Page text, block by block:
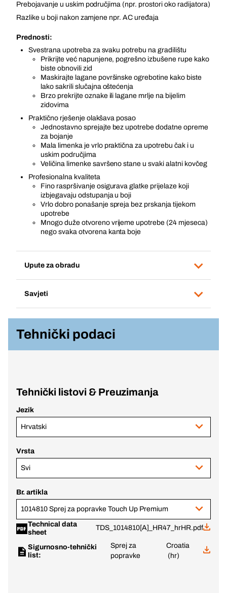
Prebojavanje u uskim područjima (npr. prostori oko radijatora)
Razlike u boji nakon zamjene npr. AC uređaja
Prednosti:
Svestrana upotreba za svaku potrebu na gradilištu
Prikrijte već napunjene, pogrešno izbušene rupe kako
biste obnovili zid
Maskirajte lagane površinske ogrebotine kako biste
lako sakrili slučajna oštećenja
Brzo prekrijte oznake ili lagane mrlje na bijelim
zidovima
Praktično rješenje olakšava posao
Jednostavno sprejajte bez upotrebe dodatne opreme
za bojanje
Mala limenka je vrlo praktična za upotrebu čak i u
uskim područjima
Veličina limenke savršeno stane u svaki alatni kovčeg
Profesionalna kvaliteta
Fino raspršivanje osigurava glatke prijelaze koji
izbjegavaju odstupanja u boji
Vrlo dobro ponašanje spreja bez prskanja tijekom
upotrebe
Mnogo duže otvoreno vrijeme upotrebe (24 mjeseca)
nego svaka otvorena kanta boje
Upute za obradu
Savjeti
Tehnički podaci
Tehnički listovi & Preuzimanja
Jezik
Hrvatski
Vrsta
Svi
Br. artikla
1014810 Sprej za popravke Touch Up Premium
Technical data
sheet
TDS_1014810[A]_HR47_hrHR.pdf
Sigurnosno-tehnički
list:
Sprej za
popravke
Croatia
(hr)